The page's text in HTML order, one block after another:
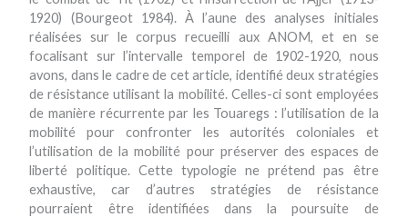
1920) (Bourgeot 1984). À l’aune des analyses initiales
réalisées sur le corpus recueilli aux ANOM, et en se
focalisant sur l’intervalle temporel de 1902-1920, nous
avons, dans le cadre de cet article, identifié deux stratégies
de résistance utilisant la mobilité. Celles-ci sont employées
de manière récurrente par les Touaregs : l’utilisation de la
mobilité pour confronter les autorités coloniales et
l’utilisation de la mobilité pour préserver des espaces de
liberté politique. Cette typologie ne prétend pas être
exhaustive, car d’autres stratégies de résistance
pourraient être identifiées dans la poursuite de